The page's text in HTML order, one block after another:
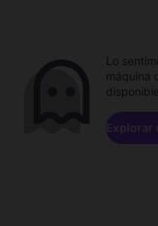
Lo
máquina
disponible.
Explorar